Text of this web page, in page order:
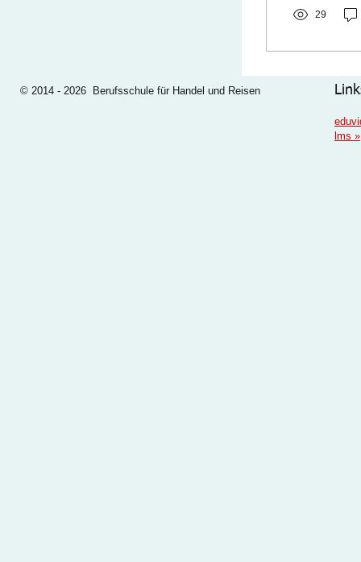
29
© 2014 - 2026 Berufsschule für Handel und Reisen
lms »